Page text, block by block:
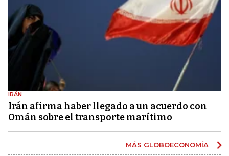
IRÁN
Irán afirma haber llegado a un acuerdo con
Omán sobre el transporte marítimo
MÁS GLOBOECONOMÍA